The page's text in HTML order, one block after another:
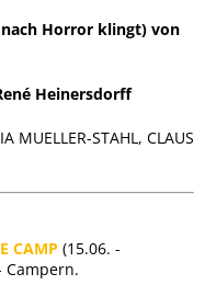
Horror klingt) von
Heinersdorff
MUELLER-STAHL, CLAUS
CAMP (15.06. -
Campern.